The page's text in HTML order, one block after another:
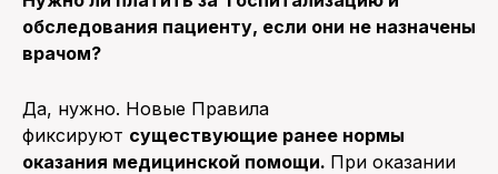
обследования пациенту, если они не назначены
врачом?
Да, нужно. Новые Правила
фиксируют существующие ранее нормы
оказания медицинской помощи. При оказании